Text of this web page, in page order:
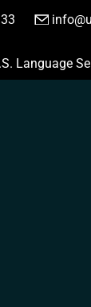
Language